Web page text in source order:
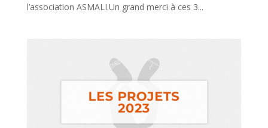
l’association ASMALI.Un grand merci à ces 3...